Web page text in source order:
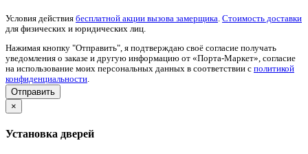
Условия действия бесплатной акции вызова замерщика. Стоимость доставки
для физических и юридических лиц.
Нажимая кнопку "Отправить", я подтверждаю своё согласие получать
уведомления о заказе и другую информацию от «Порта-Маркет», согласие
на использование моих персональных данных в соответствии с политикой
конфиденциальности
×
Установка дверей